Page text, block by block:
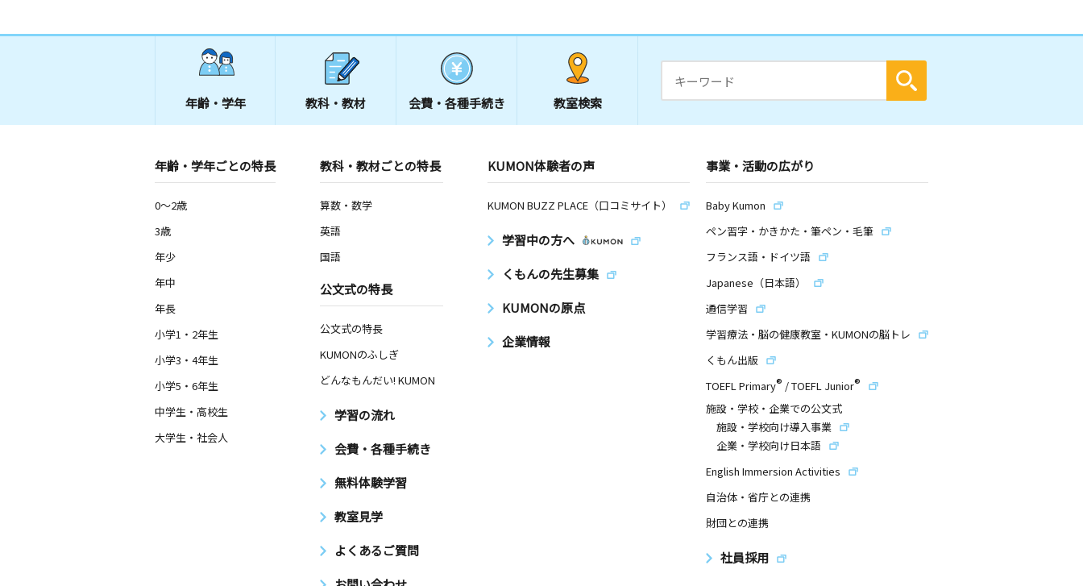
年齢・学年 教科・教材 会費・ 各種手続き 教室検索
年齢・学年ごとの特長
0～2歳
3歳
年少
年中
年長
小学1・2年生
小学3・4年生
小学5・6年生
中学生・高校生
大学生・社会人
教科・教材ごとの特長
算数・数学
英語
国語
公文式の特長
公文式の特長
KUMONのふしぎ
どんなもんだい! KUMON
学習の流れ
会費・各種手続き
無料体験学習
教室見学
よくあるご質問
KUMON体験者の声
KUMON BUZZ PLACE（口コミサイト）
学習中の方へ
くもんの先生募集
KUMONの原点
企業情報
事業・活動の広がり
Baby Kumon
ペン習字・かきかた・筆ペン・毛筆
フランス語・ドイツ語
Japanese（日本語）
通信学習
学習療法・脳の健康教室・KUMONの脳トレ
くもん出版
TOEFL Primary® /TOEFL Junior®
施設・学校・企業での公文式
施設・学校向け導入事業
企業・学校向け日本語
English Immersion Activities
自治体・省庁との連携
財団との連携
社員採用